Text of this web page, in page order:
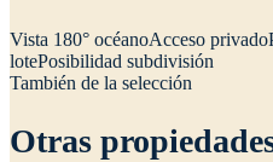
Vista 180° océanoAcceso privado
lotePosibilidad subdivisión
También de la selección
Otras